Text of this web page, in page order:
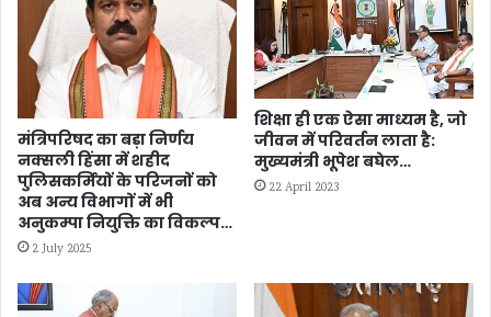
मंत्रिपरिषद का बड़ा निर्णय
नक्सली हिंसा में शहीद
पुलिसकर्मियों के परिजनों को
अब अन्य विभागों में भी
अनुकम्पा नियुक्ति का विकल्प…
2 July 2025
शिक्षा ही एक ऐसा माध्यम है, जो
जीवन में परिवर्तन लाता है:
मुख्यमंत्री भूपेश बघेल…
22 April 2023